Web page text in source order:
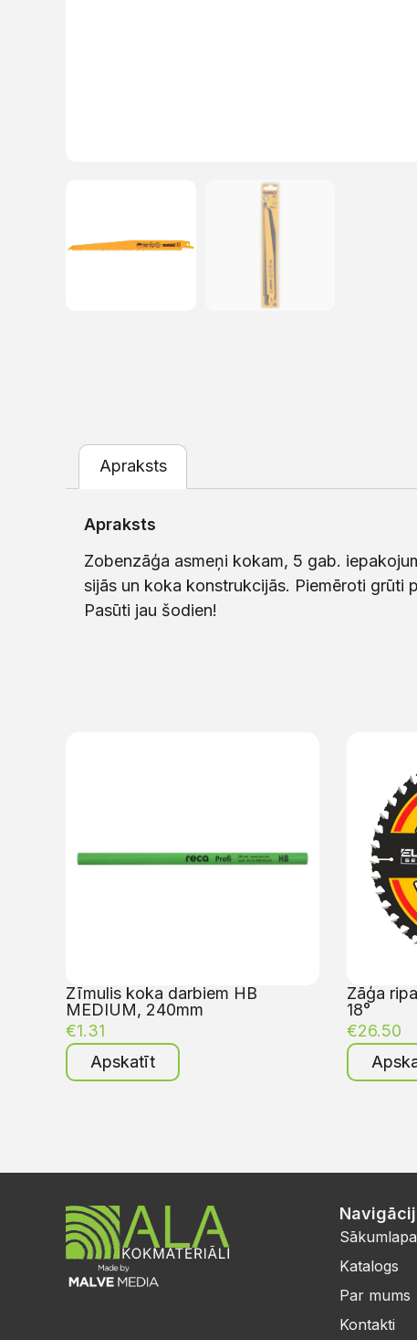
Apraksts
Apraksts
Zobenzāģa asmeņi kokam, 5 gab.
sijās un koka konstrukcijās. Piemēroti grūti
Pasūti jau šodien!
Zīmulis koka darbiem HB
MEDIUM, 240mm
€1.31
Apskatīt
Zāģa
18°
€26.50
Sākumlapa
Katalogs
Par mums
Kontakti